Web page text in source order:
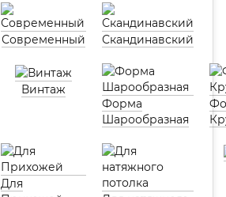
Современный
Скандинавский
Винтаж
Форма
Шарообразная
Для